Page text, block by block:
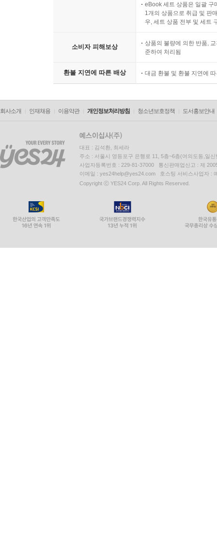
eBook 세트 상품은 일괄 구
1개의 상품으로 취급 및 판
우, 세트 상품 전부 및 세트
소비자 피해보상
상품의 불량에 의한 반품,
준하여 처리됨
환불 지연에 따른 배상 대금 환불 및 환불 지연에
회사소개 인재채용 이용약관 개인정보처리방침 청소년보호정책 도서홍보안내
대표 : 김석환, 최세라
주소 : 서울시 영등포구 은행로 11, 5층~6층(여의도동,일신
사업자등록번호 : 229-81-37000 통신판매업신고 : 제
이메일 : yes24help@yes24.com 호스팅 서비스사업자 :
Copyright ⓒ YES24 Corp. All Rights Reserved.